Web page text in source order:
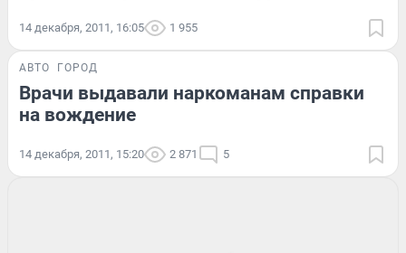
14 декабря, 2011, 16:05 1 955
АВТО ГОРОД
Врачи выдавали наркоманам справки
на вождение
14 декабря, 2011, 15:20 2 871 5